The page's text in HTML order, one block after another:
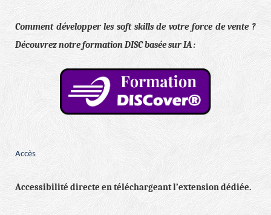
Comment développer les soft skills de votre force de vente ?
Découvrez notre formation DISC basée sur IA :
Accès
Accessibilité directe en téléchargeant l’extension dédiée.